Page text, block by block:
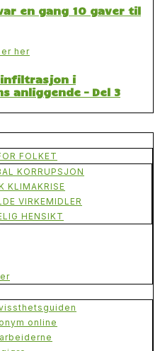
en gang 10 gaver til
i
anliggende – Del 3
FOLKET
KORRUPSJON
KLIMAKRISE
VIRKEMIDLER
HENSIKT
online